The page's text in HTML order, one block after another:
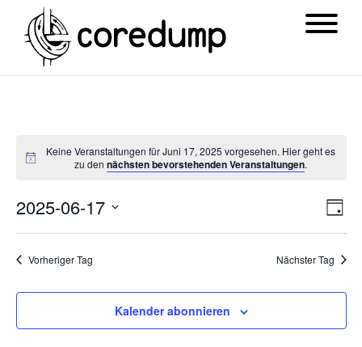
Keine Veranstaltungen für Juni 17, 2025 vorgesehen. Hier geht es
zu dennächsten bevorstehenden Veranstaltungen.
Tag
2025-06-17
Vorheriger Tag Nächster Tag
Kalender abonnieren